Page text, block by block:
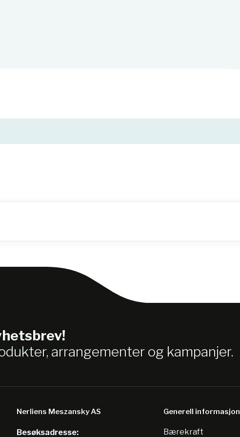
arrangementer og kampanjer.
Nerliens Meszansky AS
Besøksadresse:
Generell informasjon
Bærekraft